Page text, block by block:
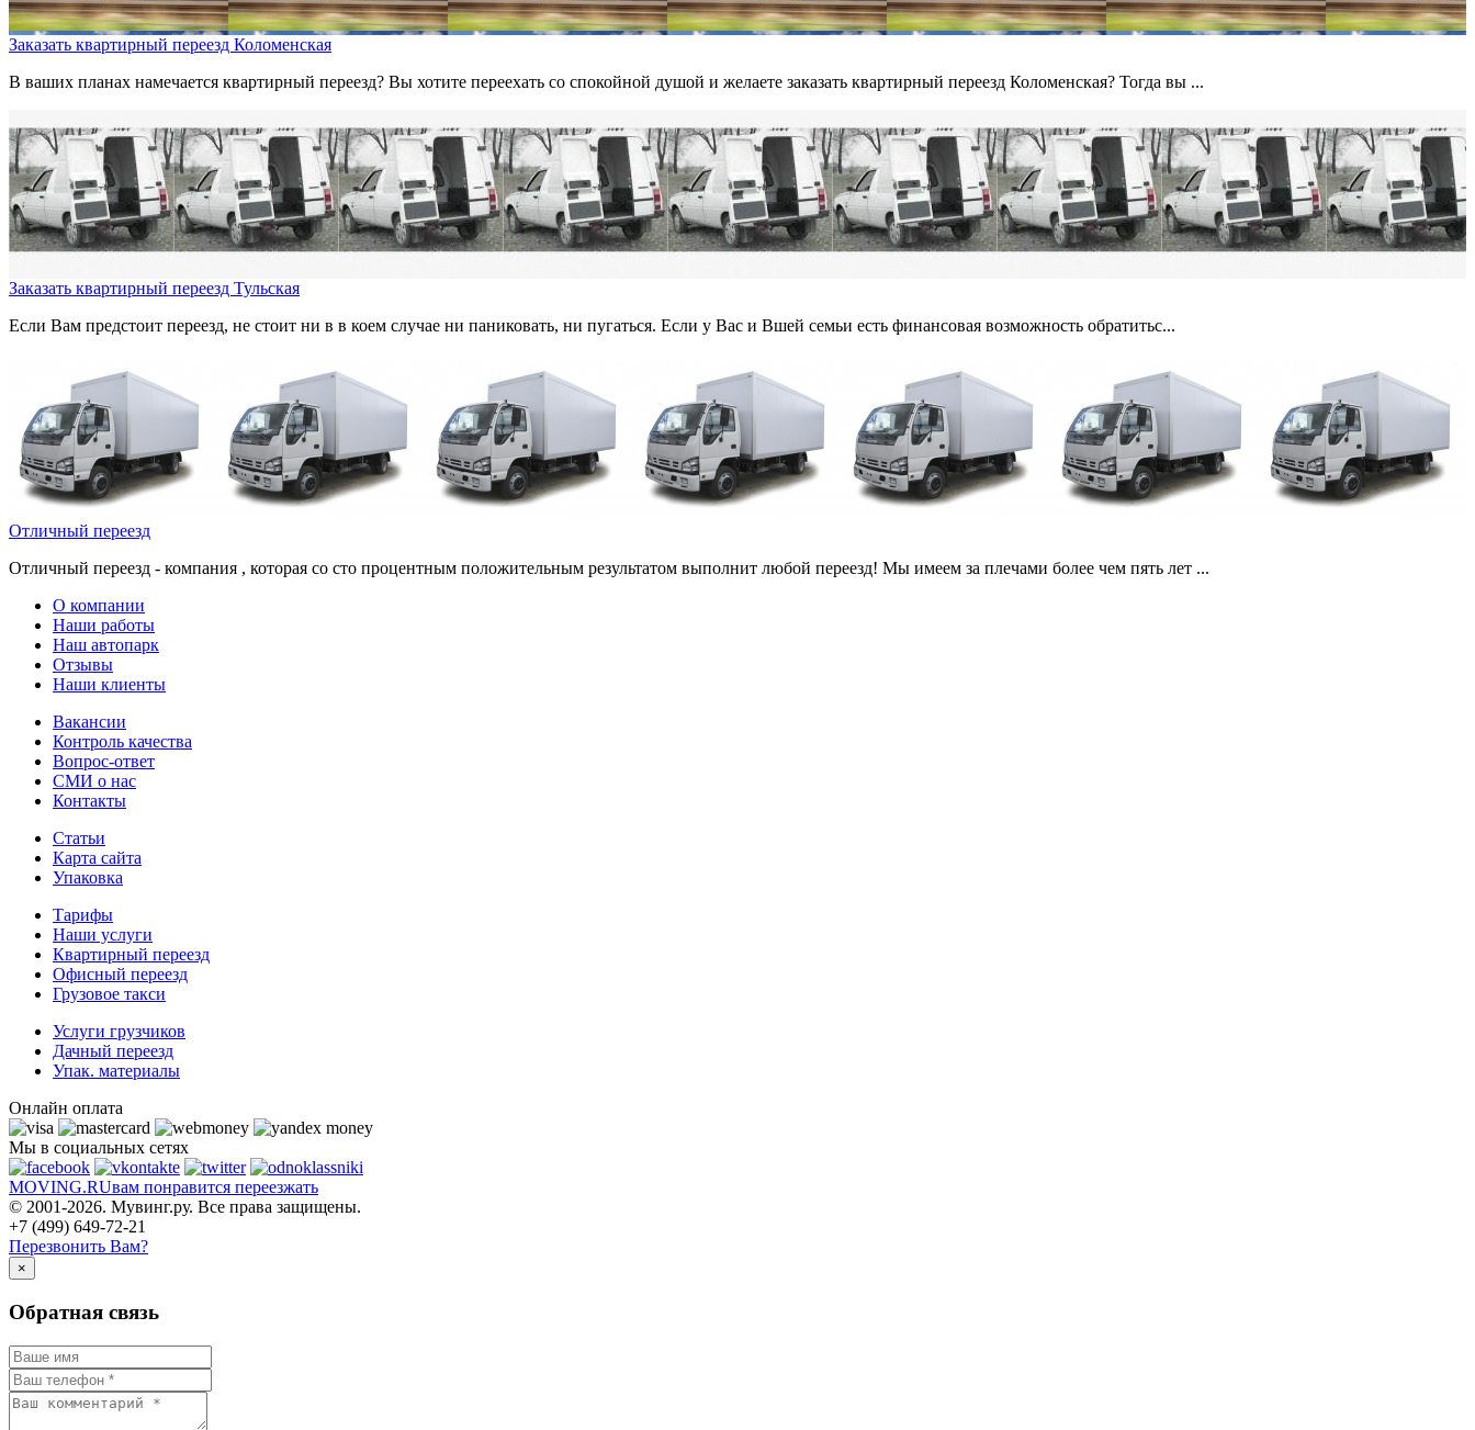
Заказать квартирный переезд Коломенская
В ваших планах намечается квартирный переезд? Вы хотите переехать со спокойной душой и желаете заказать квартирный переезд Коломенская? Тогда вы ...
Заказать квартирный переезд Тульская
Если Вам предстоит переезд, не стоит ни в в коем случае ни паниковать, ни пугаться. Если у Вас и Вшей семьи есть финансовая возможность обратитьс...
Отличный переезд
Отличный переезд - компания , которая со сто процентным положительным результатом выполнит любой переезд! Мы имеем за плечами более чем пять лет ...
О компании
Наши работы
Наш автопарк
Отзывы
Наши клиенты
Вакансии
Контроль качества
Вопрос-ответ
СМИ о нас
Контакты
Статьи
Карта сайта
Упаковка
Тарифы
Наши услуги
Квартирный переезд
Офисный переезд
Грузовое такси
Услуги грузчиков
Дачный переезд
Упак. материалы
Онлайн оплата
Мы в социальных сетях
MOVING.RUвам понравится переезжать
© 2001-2026. Мувинг.ру. Все права защищены.
+7 (499) 649-72-21
Перезвонить Вам?
×
Обратная связь